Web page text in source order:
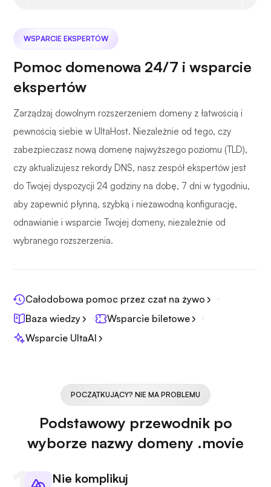
WSPARCIE EKSPERTÓW
Pomoc domenowa 24/7 i wsparcie
ekspertów
Zarządzaj dowolnym rozszerzeniem domeny z łatwością i
pewnością siebie w UltaHost. Niezależnie od tego, czy
zabezpieczasz nową domenę najwyższego poziomu (TLD),
czy aktualizujesz rekordy DNS, nasz zespół ekspertów jest
do Twojej dyspozycji 24 godziny na dobę, 7 dni w tygodniu,
aby zapewnić płynną, szybką i niezawodną konfigurację,
odnawianie i wsparcie Twojej domeny, niezależnie od
wybranego rozszerzenia.
Całodobowa pomoc przez czat na żywo
Baza wiedzy
Wsparcie biletowe
Wsparcie UltaAI
POCZĄTKUJĄCY? NIE MA PROBLEMU
Podstawowy przewodnik po
wyborze nazwy domeny .movie
Nie komplikuj